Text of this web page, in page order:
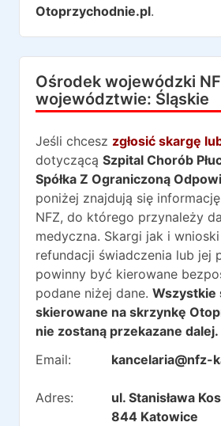
Otoprzychodnie.pl.
Ośrodek wojewódzki
województwie: Śląskie
Jeśli chcesz zgłosić skargę
dotyczącą Szpital Chorób
Spółka Z Ograniczoną
poniżej znajdują się
NFZ, do którego przynależy
medyczna. Skargi jak i
refundacji świadczenia lub jej
powinny być kierowane
podane niżej dane. Wszystkie
skierowane na skrzynkę
nie zostaną przekazane dalej.
Email:
kancelaria@nfz-
Adres:
ul. Stanisława
844 Katowice